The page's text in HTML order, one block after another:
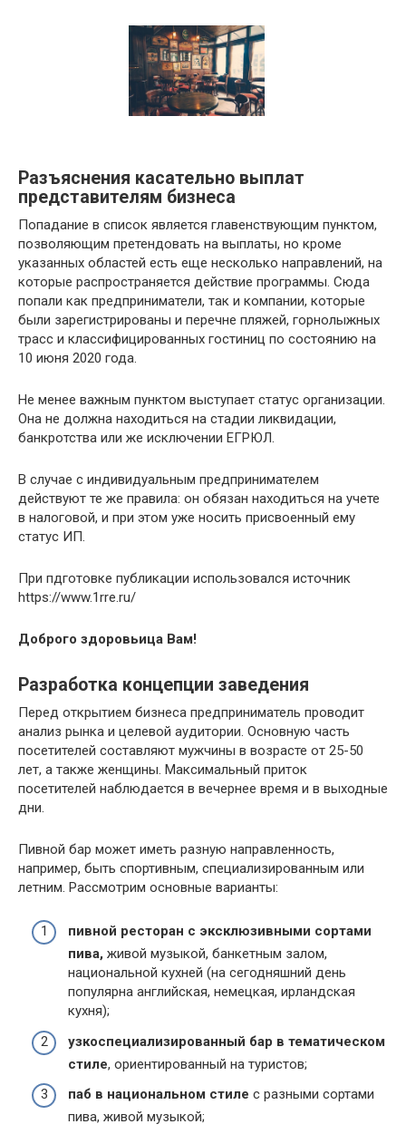
Разъяснения касательно выплат
представителям бизнеса
Попадание в список является главенствующим пунктом,
позволяющим претендовать на выплаты, но кроме
указанных областей есть еще несколько направлений, на
которые распространяется действие программы. Сюда
попали как предприниматели, так и компании, которые
были зарегистрированы и перечне пляжей, горнолыжных
трасс и классифицированных гостиниц по состоянию на
10 июня 2020 года.
Не менее важным пунктом выступает статус организации.
Она не должна находиться на стадии ликвидации,
банкротства или же исключении ЕГРЮЛ.
В случае с индивидуальным предпринимателем
действуют те же правила: он обязан находиться на учете
в налоговой, и при этом уже носить присвоенный ему
статус ИП.
При пдготовке публикации использовался источник
https://www.1rre.ru/
Доброго здоровьица Вам!
Разработка концепции заведения
Перед открытием бизнеса предприниматель проводит
анализ рынка и целевой аудитории. Основную часть
посетителей составляют мужчины в возрасте от 25-50
лет, а также женщины. Максимальный приток
посетителей наблюдается в вечернее время и в выходные
дни.
Пивной бар может иметь разную направленность,
например, быть спортивным, специализированным или
летним. Рассмотрим основные варианты:
пивной ресторан с эксклюзивными сортами
пива, живой музыкой, банкетным залом,
национальной кухней (на сегодняшний день
популярна английская, немецкая, ирландская
кухня);
узкоспециализированный бар в тематическом
стиле, ориентированный на туристов;
паб в национальном стиле с разными сортами
пива, живой музыкой;